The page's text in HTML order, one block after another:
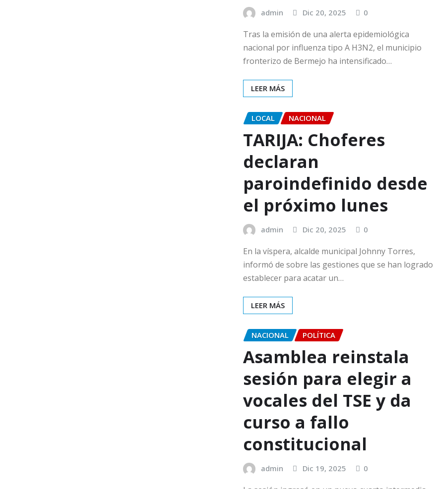
admin Dic 20, 2025 0
Tras la emisión de una alerta epidemiológica
nacional por influenza tipo A H3N2, el municipio
fronterizo de Bermejo ha intensificado…
LEER MÁS
LOCAL NACIONAL
TARIJA: Choferes
declaran
paroindefinido desde
el próximo lunes
admin Dic 20, 2025 0
En la víspera, alcalde municipal Johnny Torres,
informó de sobre las gestiones que se han logrado
establecer para acatar un…
LEER MÁS
NACIONAL POLÍTICA
Asamblea reinstala
sesión para elegir a
vocales del TSE y da
curso a fallo
constitucional
admin Dic 19, 2025 0